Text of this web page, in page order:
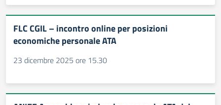
FLC CGIL – incontro online per posizioni
economiche personale ATA
23 dicembre 2025 ore 15.30